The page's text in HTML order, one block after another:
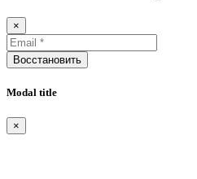
×
Восстановить
Modal title
×